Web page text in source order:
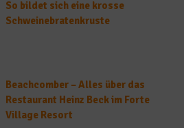
So bildet sich eine krosse
Schweinebratenkruste
Beachcomber – Alles über das
Restaurant Heinz Beck im Forte
Village Resort